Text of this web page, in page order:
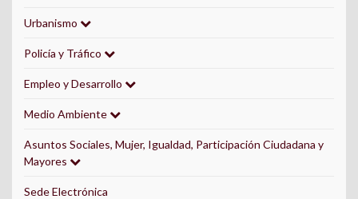
Urbanismo
Policía y Tráfico
Empleo y Desarrollo
Medio Ambiente
Asuntos Sociales, Mujer, Igualdad, Participación Ciudadana y
Mayores
Sede Electrónica